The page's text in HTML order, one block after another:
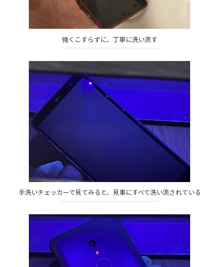
強くこすらずに、丁寧に洗い流す
手洗いチェッカーで見てみると、見事にすべて洗い流されている